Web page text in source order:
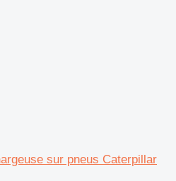
sur pneus Caterpillar